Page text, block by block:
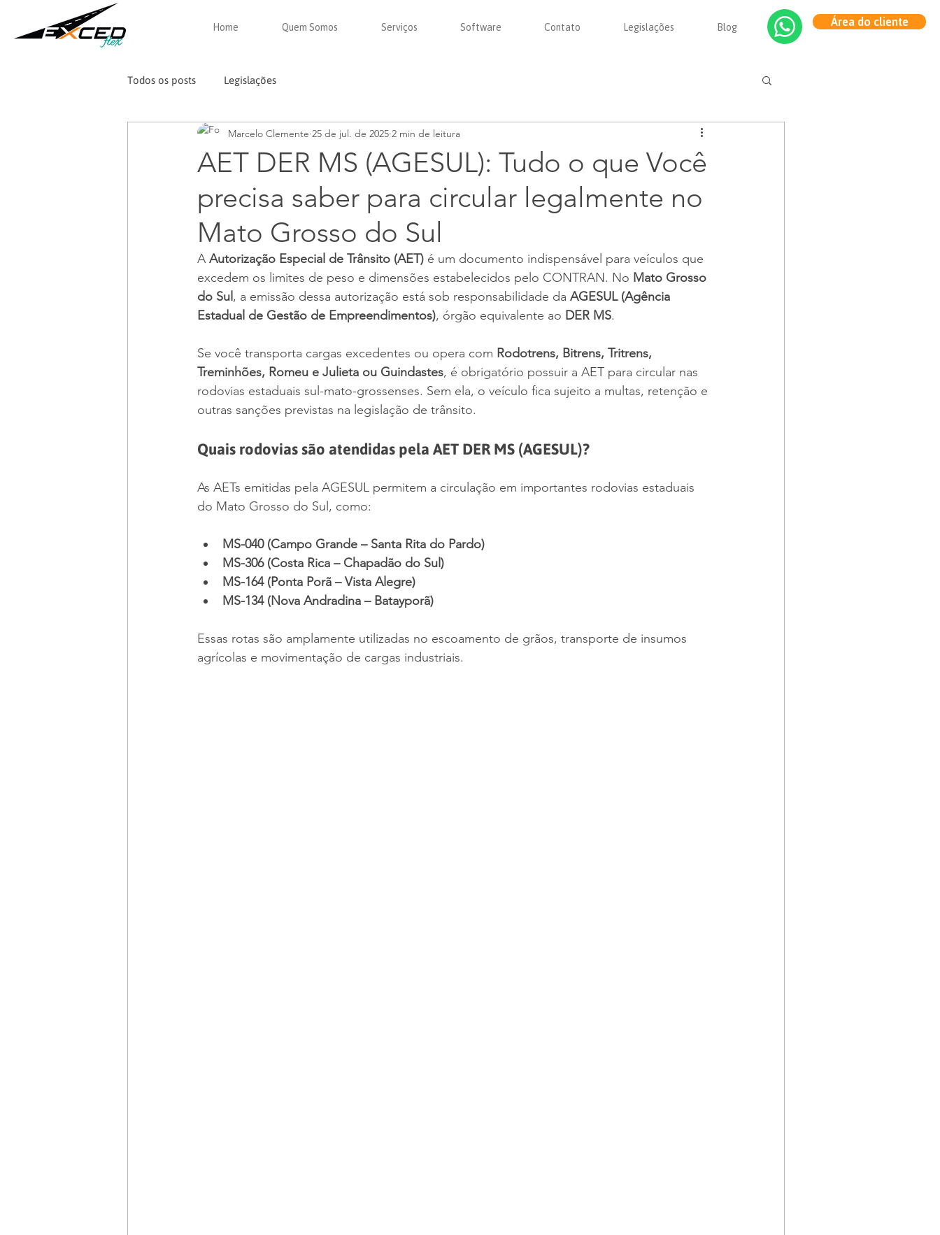
Área do cliente
Home Quem Somos Serviços Software Contato Legislações Blog
Todos os posts Legislações
AET DER MS (AGESUL): Tudo o que Você
precisa saber para circular legalmente no
Mato Grosso do Sul
Marcelo Clemente 25 de jul. de 2025 2 min de leitura
A Autorização Especial de Trânsito (AET) é um documento indispensável para veículos que
excedem os limites de peso e dimensões estabelecidos pelo CONTRAN. No Mato Grosso
do Sul , a emissão dessa autorização está sob responsabilidade da AGESUL (Agência
Estadual de Gestão de Empreendimentos), órgão equivalente ao DER MS.
Se você transporta cargas excedentes ou opera com Rodotrens, Bitrens, Tritrens,
Treminhões, Romeu e Julieta ou Guindastes, é obrigatório possuir a AET para circular nas
rodovias estaduais sul-mato-grossenses. Sem ela, o veículo fica sujeito a multas, retenção e
outras sanções previstas na legislação de trânsito.
Quais rodovias são atendidas pela AET DER MS (AGESUL)?
As AETs emitidas pela AGESUL permitem a circulação em importantes rodovias estaduais
do Mato Grosso do Sul, como:
MS-040 (Campo Grande – Santa Rita do Pardo)
MS-306 (Costa Rica – Chapadão do Sul)
MS-164 (Ponta Porã – Vista Alegre)
MS-134 (Nova Andradina – Batayporã)
Essas rotas são amplamente utilizadas no escoamento de grãos, transporte de insumos
agrícolas e movimentação de cargas industriais.